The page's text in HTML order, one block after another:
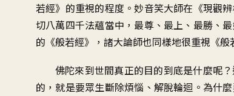
若經》的重視的程度。妙音笑大師在《現觀
切八萬四千法蘊當中，最尊、最上、最勝、
的《般若經》，諸大論師也同樣地很重視《
佛陀來到世間真正的目的到底是什麼呢
的，就是要眾生斷除煩惱、解脫輪迴。為什